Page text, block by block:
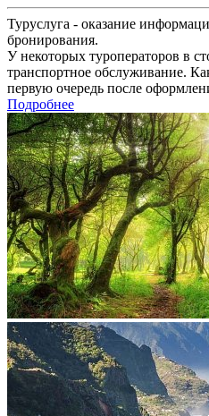
Туруслуга - оказание
бронирования.
У некоторых туроператоров в
транспортное обслуживание.
первую очередь после
Подробнее